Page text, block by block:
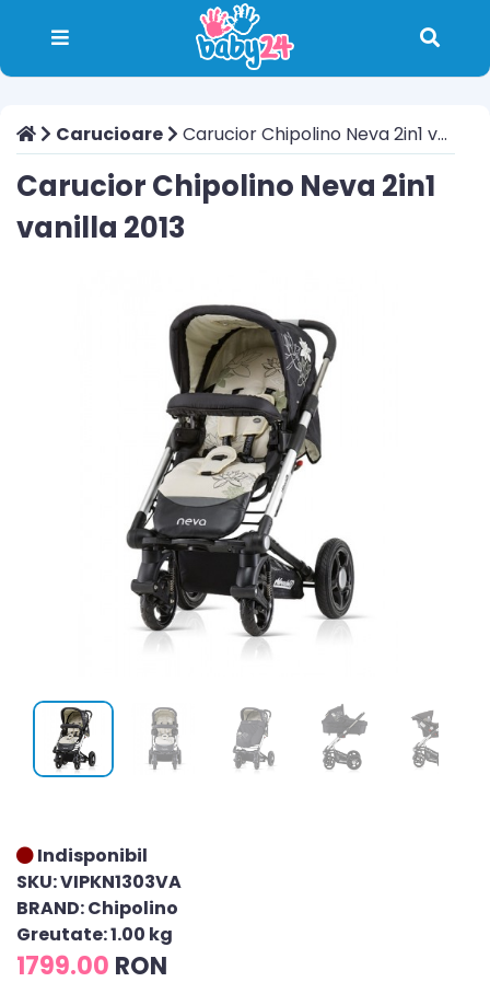
Carucioare Carucior Chipolino Neva 2in1 vanilla 2013
Carucior Chipolino Neva 2in1
vanilla 2013
Indisponibil
SKU: VIPKN1303VA
BRAND: Chipolino
Greutate: 1.00 kg
1799.00 RON